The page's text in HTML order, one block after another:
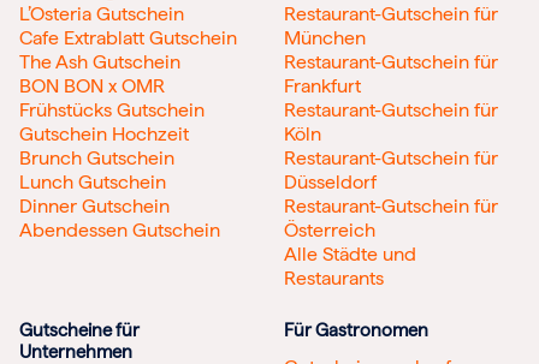
L’Osteria Gutschein
Cafe Extrablatt Gutschein
The Ash Gutschein
BON BON x OMR
Frühstücks Gutschein
Gutschein Hochzeit
Brunch Gutschein
Lunch Gutschein
Dinner Gutschein
Abendessen Gutschein
Restaurant-Gutschein für
München
Restaurant-Gutschein für
Frankfurt
Restaurant-Gutschein für
Köln
Restaurant-Gutschein für
Düsseldorf
Restaurant-Gutschein für
Österreich
Alle Städte und
Restaurants
Gutscheine für
Unternehmen
Für Gastronomen